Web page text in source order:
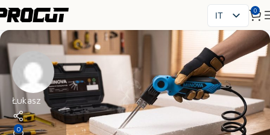
IT
PL
EN
SK
CS
HU
FR
ES
0
Łukasz
0